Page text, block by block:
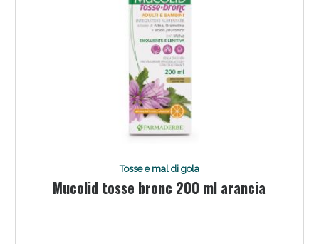
Tosse e mal di gola
Mucolid tosse bronc 200 ml arancia